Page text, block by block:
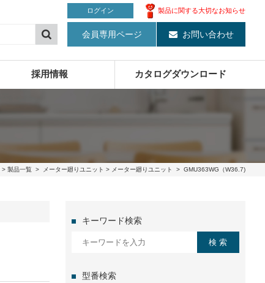
ログイン 製品に関する大切なお知らせ
会員専用ページ お問い合わせ
採用情報 カタログダウンロード
> 製品一覧 > メーター廻りユニット > メーター廻りユニット > GMU363WG（W36.7)
キーワード検索
型番検索